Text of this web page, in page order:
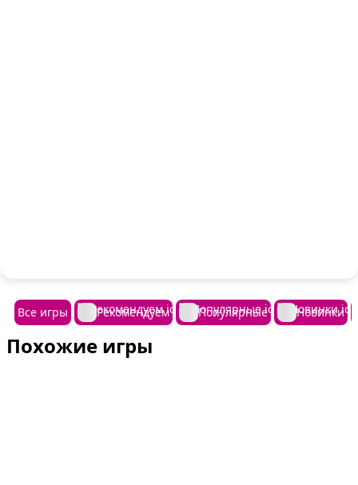
Все игры Рекомендуем Популярные Новинки
Похожие игры